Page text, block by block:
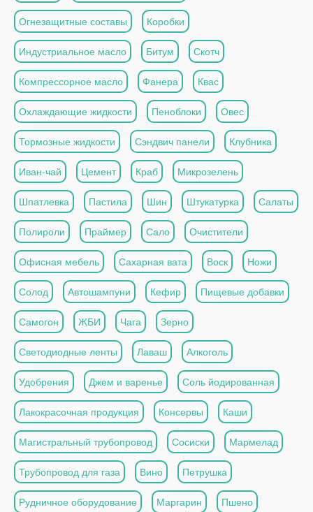
Огнезащитные составы Коробки
Индустриальное масло Битум Скотч
Компрессорное масло Фанера Квас
Охлаждающие жидкости Пеноблоки Овес
Тормозные жидкости Сэндвич панели Клубника
Иван-чай Цемент Краб Микрозелень
Шпатлевка Пастила Шин Штукатурка Салаты
Полироли Праймер Сало Очистители
Офисная мебель Сахарная вата Воск Ножи
Солод Автошампуни Кефир Пищевые добавки
Самогон ЖБИ Чага Зерно
Светодиодные ленты Лаваш Алкоголь
Удобрения Джем и варенье Соль йодированная
Лакокрасочная продукция Консервы Каши
Магистральный трубопровод Сосиски Мармелад
Трубопровод для газа Вино Петрушка
Рудничное оборудование Маргарин Пшено